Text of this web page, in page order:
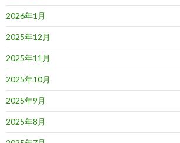
2026年1月
2025年12月
2025年11月
2025年10月
2025年9月
2025年8月